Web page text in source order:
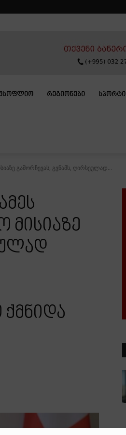
ᲠᲔᲒᲘᲝᲜᲔᲑᲘ ᲡᲞᲝᲠᲢᲘ
გამორჩევას, გვწამს, ღირსეულად...
მისიაზე